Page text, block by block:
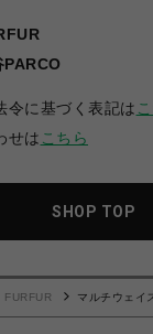
PARCO
令に基づく表記は
せは こちら
SHOP TOP
FURFUR マルチウェイ